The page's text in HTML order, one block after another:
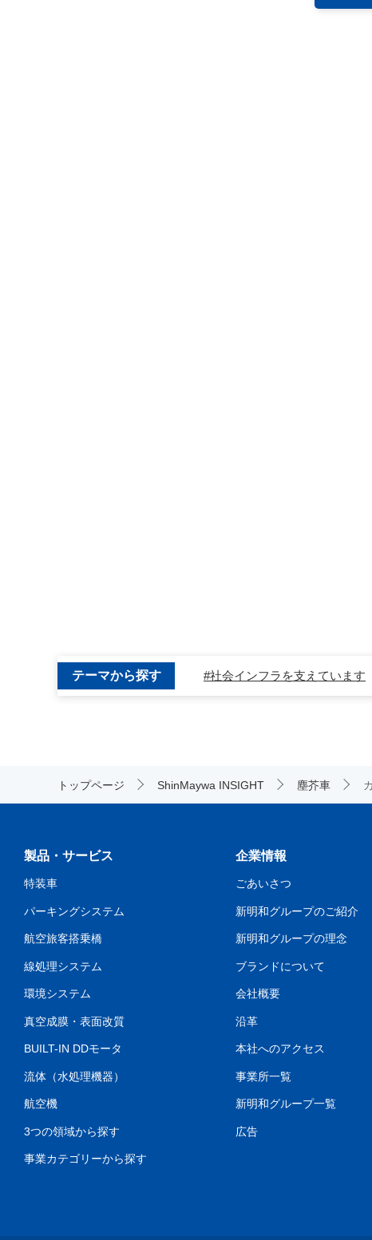
テーマから探す #社会インフラを支えています
#アームロール®
#XU-M
トップページ ShinMaywa INSIGHT 塵芥車
製品・サービス
特装車
パーキングシステム
航空旅客搭乗橋
線処理システム
環境システム
真空成膜・表面改質
BUILT-IN DDモータ
流体（水処理機器）
航空機
3つの領域から探す
事業カテゴリーから探す
企業情報
ごあいさつ
新明和グループのご紹介
新明和グループの理念
ブランドについて
会社概要
沿革
本社へのアクセス
事業所一覧
新明和グループ一覧
広告